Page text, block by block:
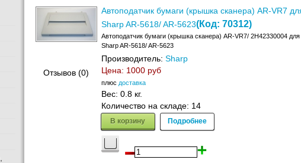
Отзывов (0)
Автоподатчик бумаги (крышка сканера) AR-VR7
Sharp AR-5618/ AR-5623(Код: 70312)
Автоподатчик бумаги (крышка сканера) AR-VR7/ 2H42330004 для
Sharp AR-5618/ AR-5623
Производитель: Sharp
Цена: 1000 руб
плюс доставка
Вес: 0.8 кг.
Количество на складе: 14
В корзину Подробнее